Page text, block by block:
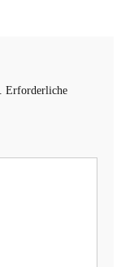
Erforderliche